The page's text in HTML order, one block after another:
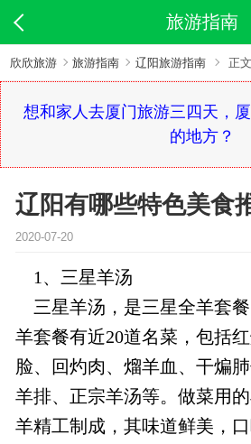
旅游指南
欣欣旅游 旅游指南 辽阳旅游指南 正文
想和家人去厦门旅游三四天，
的地方？
辽阳有哪些特色美食
2020-07-20
1、三星羊汤
三星羊汤，是三星全羊套
羊套餐有近20道名菜，包括
脸、回灼肉、熘羊血、干煸肺
羊排、正宗羊汤等。做菜用
羊精工制成，其味道鲜美，